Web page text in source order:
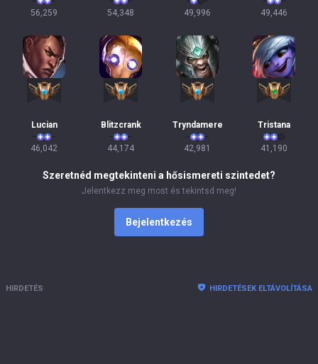
56,259 54,348 49,996 49,446
Lucian
46,042
Blitzcrank
44,174
Tryndamere
42,981
Tristana
41,190
Szeretnéd megtekinteni a hősismereti szintedet?
Jelentkezz meg most és tekintsd meg!
Bejelentkezés
HIRDETÉS HIRDETÉSEK ELTÁVOLÍTÁSA